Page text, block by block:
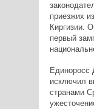
приезжих
Киргизии.
первый
Единоросс
исключил
странами